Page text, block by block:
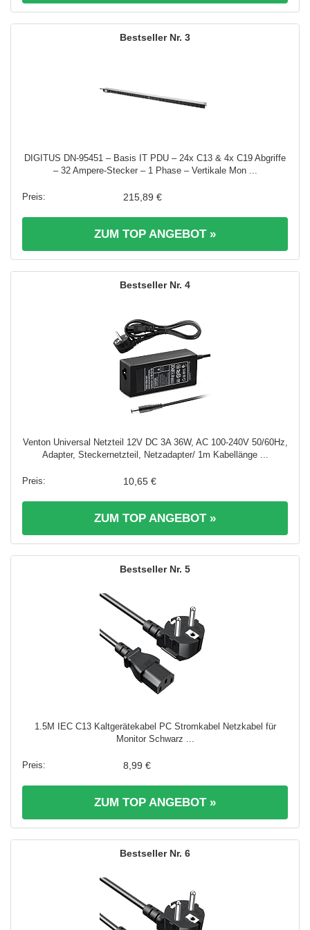
3
DIGITUS DN-95451 – Basis IT PDU – 24x C13 & 4x C19 Abgriffe
– 32 Ampere-Stecker – 1 Phase – Vertikale Mon ...
215,89 €
ZUM TOP ANGEBOT »
4
Venton Universal Netzteil 12V DC 3A 36W, AC 100-240V 50/60Hz,
Adapter, Steckernetzteil, Netzadapter/ 1m Kabellänge ...
10,65 €
ZUM TOP ANGEBOT »
5
1.5M IEC C13 Kaltgerätekabel PC Stromkabel Netzkabel für
Monitor Schwarz ...
8,99 €
ZUM TOP ANGEBOT »
6